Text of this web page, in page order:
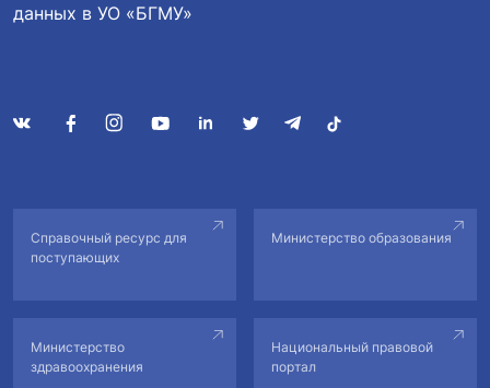
данных в УО «БГМУ»
Справочный ресурс для
поступающих
Министерство образования
Министерство
здравоохранения
Национальный правовой
портал